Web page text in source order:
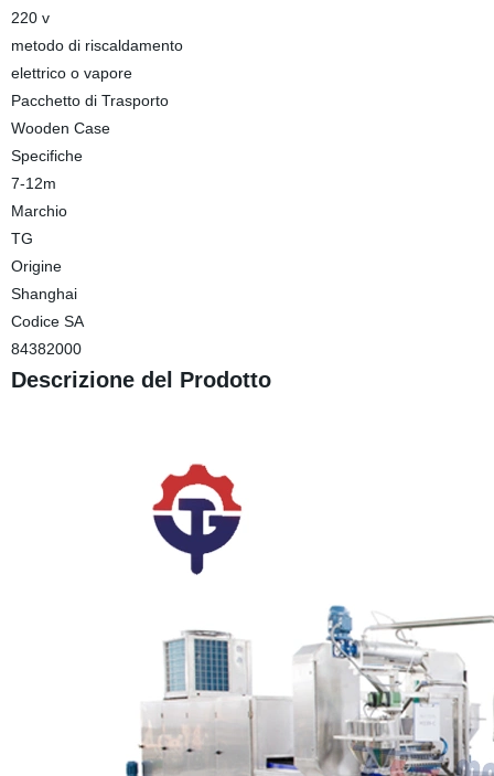
220 v
metodo di riscaldamento
elettrico o vapore
Pacchetto di Trasporto
Wooden Case
Specifiche
7-12m
Marchio
TG
Origine
Shanghai
Codice SA
84382000
Descrizione del Prodotto